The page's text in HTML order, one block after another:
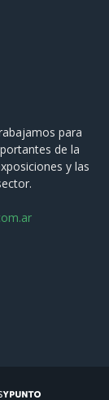
para
de la
y las